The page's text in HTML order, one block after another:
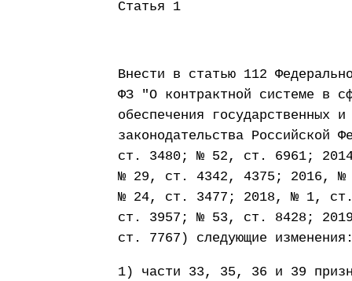
Статья 1
Внести в статью 112
ФЗ "О контрактной системе в
обеспечения государственных
законодательства
ст. 3480; № 52, ст. 6961;
№ 29, ст. 4342, 4375; 2016,
№ 24, ст. 3477; 2018, № 1,
ст. 3957; № 53, ст. 8428;
ст. 7767) следующие
1) части 33, 35, 36 и 39